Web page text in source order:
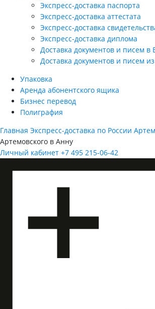
Экспресс-доставка паспорта
Экспресс-доставка аттестата
Экспресс-доставка
Экспресс-доставка диплома
Доставка документов и писем в
Доставка документов и писем
Упаковка
Аренда абонентского ящика
Бизнес перевод
Полиграфия
Главная Экспресс-доставка по России
Артемовского в Анну
Личный кабинет +7 495 215-06-42